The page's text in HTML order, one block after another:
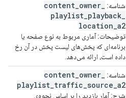
شناسه: content owner
playlist playback
location a2
توضیحات:آماری مربوط به نوع صفحه یا
برنامه‌ای که پخش‌های لیست پخش در آن رخ
داده است، ارائه می‌دهد.
شناسه: content owner
playlist traffic source a2
شرح:آمار بازدید را بر اساس نحوه‌ی